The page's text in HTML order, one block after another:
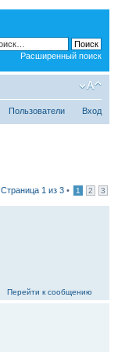
Расширенный поиск
Пользователи Вход
Страница 1 из 3 • 1 2 3
Перейти к сообщению